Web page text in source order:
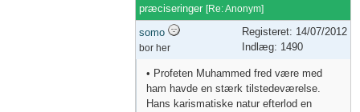
præciseringer [Re: Anonym]
somo
bor her
Registeret: 14/07/2012
Indlæg: 1490
• Profeten Muhammed fred være med
ham havde en stærk tilstedeværelse.
Hans karismatiske natur efterlod en